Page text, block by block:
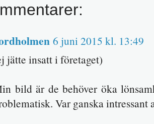
6 juni 2015 kl. 13:49
jätte insatt i företaget)
bild är de behöver öka
Var ganska